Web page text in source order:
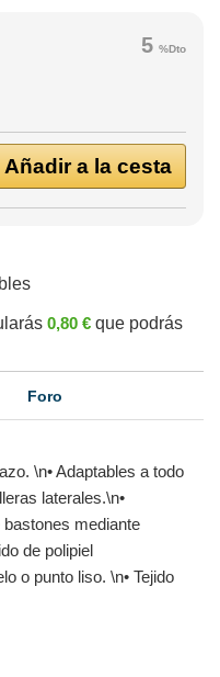
5 %Dto
Añadir a la cesta
0,80 € que podrás
Foro
\n• Adaptables a todo
laterales.\n•
mediante
de polipiel
o punto liso. \n• Tejido